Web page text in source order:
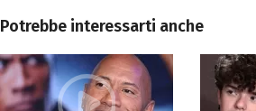
Potrebbe interessarti anche